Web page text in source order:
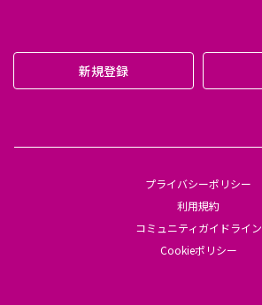
新規登録
プライバシーポリシー
利用規約
コミュニティガイドライン
Cookieポリシー